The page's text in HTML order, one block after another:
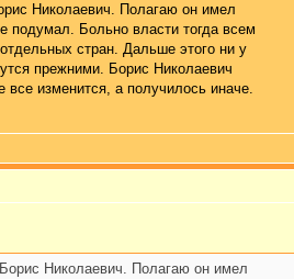
Николаевич. Полагаю он имел
подумал. Больно власти тогда всем
стран. Дальше этого ни у
прежними. Борис Николаевич
все изменится, а получилось иначе.
Николаевич. Полагаю он имел